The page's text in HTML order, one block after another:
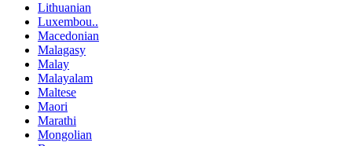
Lithuanian
Luxembou..
Macedonian
Malagasy
Malay
Malayalam
Maltese
Maori
Marathi
Mongolian